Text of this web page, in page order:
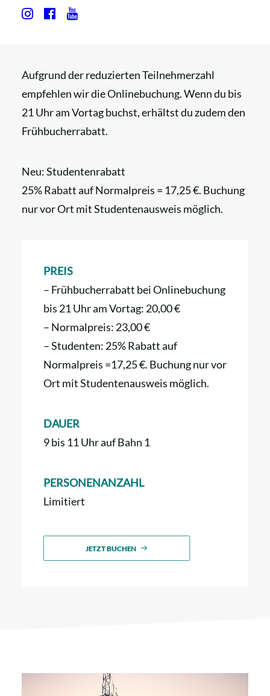
02. September bis 15. Oktober: Mittwoch &
Aufgrund der reduzierten Teilnehmerzahl
empfehlen wir die Onlinebuchung. Wenn du bis
21 Uhr am Vortag buchst, erhältst du zudem den
Frühbucherrabatt.
Neu: Studentenrabatt
25% Rabatt auf Normalpreis = 17,25 €. Buchung
nur vor Ort mit Studentenausweis möglich.
PREIS
– Frühbucherrabatt bei Onlinebuchung
bis 21 Uhr am Vortag: 20,00 €
– Normalpreis: 23,00 €
– Studenten: 25% Rabatt auf
Normalpreis =17,25 €. Buchung nur vor
Ort mit Studentenausweis möglich.
DAUER
9 bis 11 Uhr auf Bahn 1
PERSONENANZAHL
Limitiert
JETZT BUCHEN